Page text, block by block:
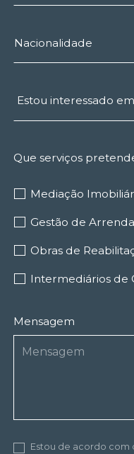
Estou interessado em
Que serviços
Mediação
Gestão de
Obras de
Intermediários de
Mensagem
Estou de acordo com